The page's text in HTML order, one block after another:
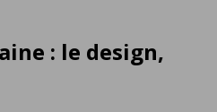
: le design,